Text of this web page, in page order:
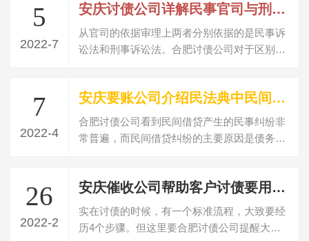
5
2022-7
安庆讨债公司详解民事官司与刑事官司的区别
从官司的依据审理上两者分别依据的是民事诉
讼法和刑事诉讼法。合肥讨债公司对于区别可
7
2022-4
安庆要账公司介绍民法典中民间借贷判决书多久失效
合肥讨债公司看到民间借贷产生的民事纠纷非
常普遍，而民间借贷纠纷的主要原因是债务人
26
2022-2
安庆催收公司帮助客户讨债要用什么方法
实在讨债的时候，有一个标准流程，大致要经
历4个步骤。但这里要合肥讨债公司提醒大